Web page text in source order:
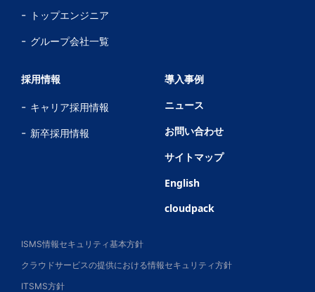
トップエンジニア
グループ会社一覧
採用情報
キャリア採用情報
新卒採用情報
導入事例
ニュース
お問い合わせ
サイトマップ
English
cloudpack
ISMS情報セキュリティ基本方針
クラウドサービスの提供における情報セキュリティ方針
ITSMS方針